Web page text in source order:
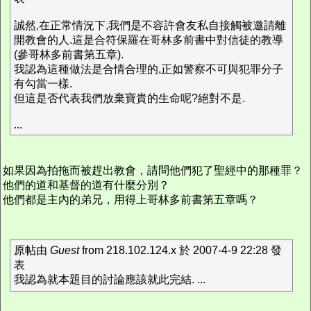
誠然,在正常情況下,我們是不容許會友私自接觸被邀請離
開教會的人.這是合符保羅在哥林多前書中對信徒的教導
(參哥林多前書第五章).
我認為這種做法是合情合理的,正如警察不可與犯罪分子
有勾當一樣.
但這是否代表我們放棄寶貴的生命呢?絕對不是.
...
如果因為拍拖而被趕出教會，請問他們犯了聖經中的那種罪？
他們的道和基督的道有什麼分別？
他們都是主內的弟兄，用得上哥林多前書第五章嗎？
原帖由 Guestfrom 218.102.124.x 於 2007-4-9 22:28 發
表
我認為就本題目的討論應該就此完結. ...